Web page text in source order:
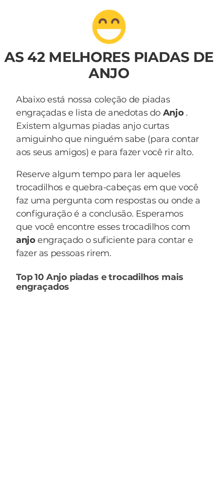
AS 42 MELHORES PIADAS DE
ANJO
Abaixo está nossa coleção de piadas
engraçadas e lista de anedotas do Anjo.
Existem algumas piadas anjo curtas
amiguinho que ninguém sabe (para contar
aos seus amigos) e para fazer você rir alto.
Reserve algum tempo para ler aqueles
trocadilhos e quebra-cabeças em que você
faz uma pergunta com respostas ou onde a
configuração é a conclusão. Esperamos
que você encontre esses trocadilhos com
anjoengraçado o suficiente para contar e
fazer as pessoas rirem.
Top 10 Anjo piadas e trocadilhos mais
engraçados